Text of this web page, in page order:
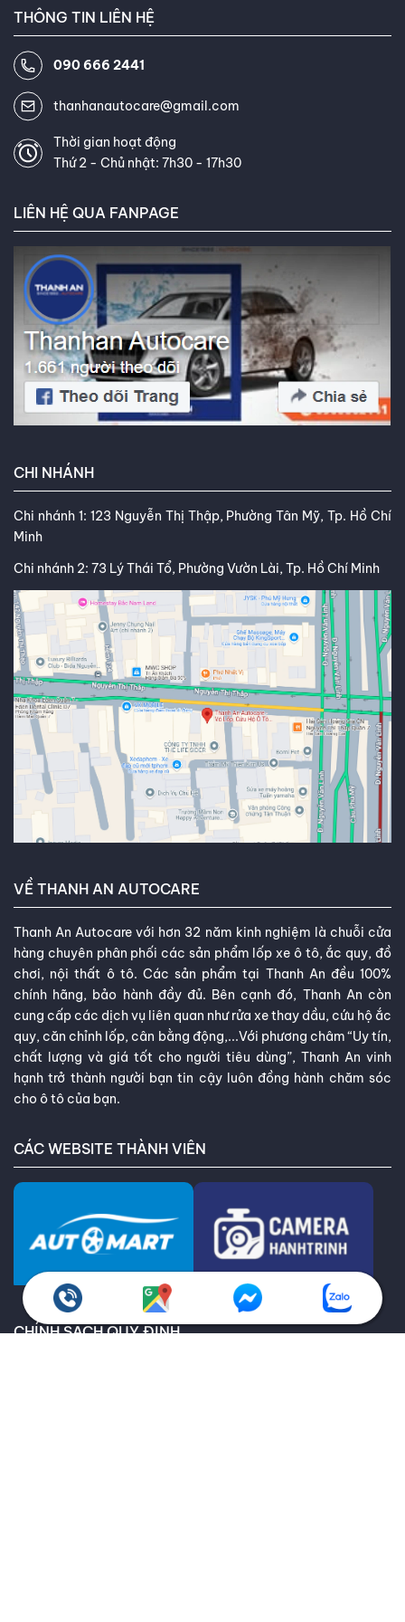
những kiến thức và công nghệ
hàng thường xuyên khen ngợi khả
tạp về lốp xe một cách dễ hiểu
và khả năng tư vấn tận tâm của
tôi. Mục tiêu của tôi là giúp bạn
ứng chính xác nhu cầu và ngân
Facebook,TikTok Youtube
THÔNG TIN LIÊN HỆ
090 666 2441
thanhanautocare@gmail.com
Thời gian hoạt động
Thứ 2 - Chủ nhật: 7h30 - 17h30
LIÊN HỆ QUA FANPAGE
CHI NHÁNH
Chi nhánh 1: 123 Nguyễn Thị Thập, Phường Tân Mỹ, Tp. Hồ Chí
Minh
Chi nhánh 2: 73 Lý Thái Tổ, Phường Vườn Lài, Tp. Hồ Chí Minh
VỀ THANH AN AUTOCARE
Thanh An Autocare với hơn 32 năm kinh nghiệm là chuỗi cửa
hàng chuyên phân phối các sản phẩm lốp xe ô tô, ắc quy, đồ
chơi, nội thất ô tô. Các sản phẩm tại Thanh An đều 100%
chính hãng, bảo hành đầy đủ. Bên cạnh đó, Thanh An còn
cung cấp các dịch vụ liên quan như rửa xe thay dầu, cứu hộ ắc
quy, căn chỉnh lốp, cân bằng động,...Với phương châm “Uy tín,
chất lượng và giá tốt cho người tiêu dùng”, Thanh An vinh
hạnh trở thành người bạn tin cậy luôn đồng hành chăm sóc
cho ô tô của bạn.
CÁC WEBSITE THÀNH VIÊN
CHÍNH SÁCH QUY ĐỊNH